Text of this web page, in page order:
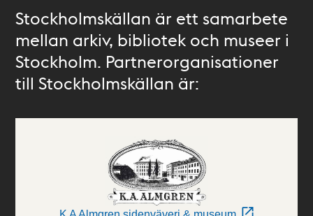
Stockholmskällan är ett samarbete
mellan arkiv, bibliotek och museer i
Stockholm. Partnerorganisationer
till Stockholmskällan är: